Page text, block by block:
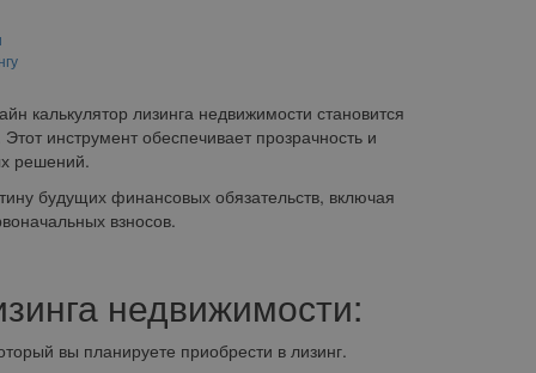
калькулятор лизинга недвижимости становится
инструмент обеспечивает прозрачность и
решений.
будущих финансовых обязательств, включая
взносов.
недвижимости:
вы планируете приобрести в лизинг.